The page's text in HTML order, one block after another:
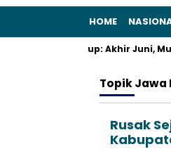
HOME
dan Gaya Hidup: Akhir Juni,
TopikJawa
Rusak